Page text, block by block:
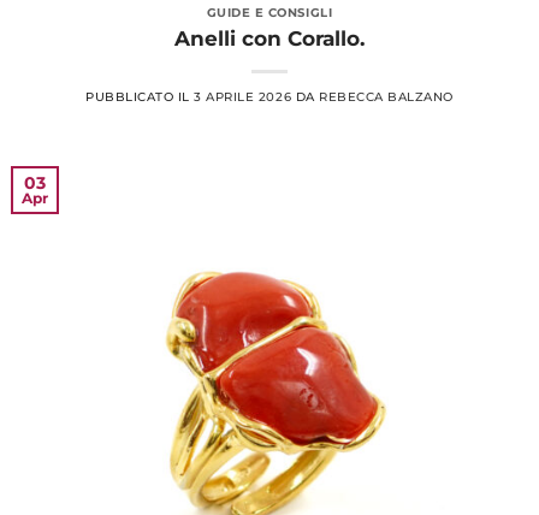
GUIDE E CONSIGLI
Anelli con Corallo.
PUBBLICATO IL3 APRILE 2026 DA REBECCA BALZANO
03
Apr